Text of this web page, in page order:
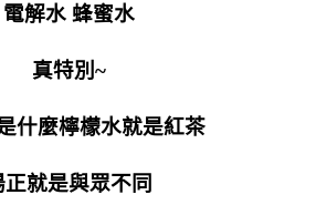
電解水 蜂蜜水
真特別~
什麼檸檬水就是紅茶
正就是與眾不同